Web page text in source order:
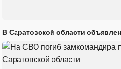
В Саратовской области